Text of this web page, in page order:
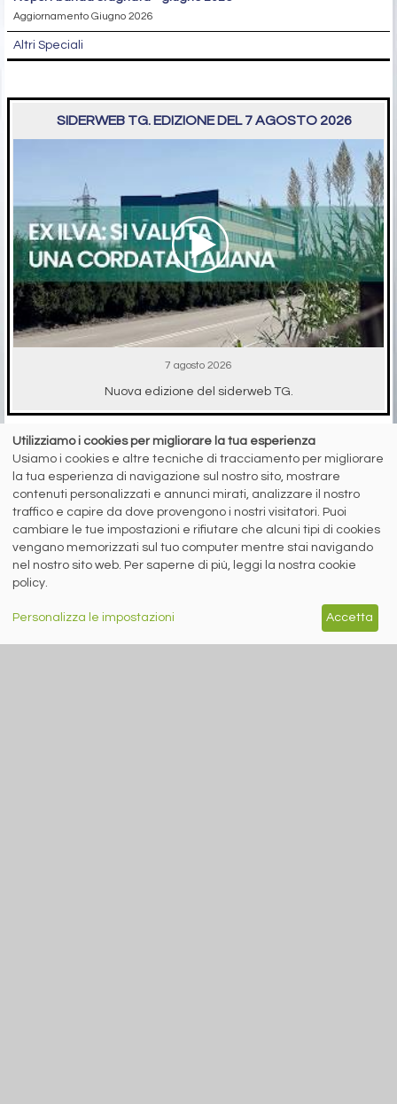
Aggiornamento Giugno 2026
Altri Speciali
SIDERWEB TG. EDIZIONE DEL 7 AGOSTO 2026
7 agosto 2026
Nuova edizione del siderweb TG.
RICICLO IMBALLAGGI
A cura di Redazione Siderweb
RICREA: “Spray Sereno”
Utilizziamo i cookies per migliorare la tua esperienza
Usiamo i cookies e altre tecniche di tracciamento per migliorare
la tua esperienza di navigazione sul nostro sito, mostrare
contenuti personalizzati e annunci mirati, analizzare il nostro
traffico e capire da dove provengono i nostri visitatori. Puoi
cambiare le tue impostazioni e rifiutare che alcuni tipi di cookies
vengano memorizzati sul tuo computer mentre stai navigando
nel nostro sito web. Per saperne di più, leggi la nostra cookie
policy.
Personalizza le impostazioni Accetta